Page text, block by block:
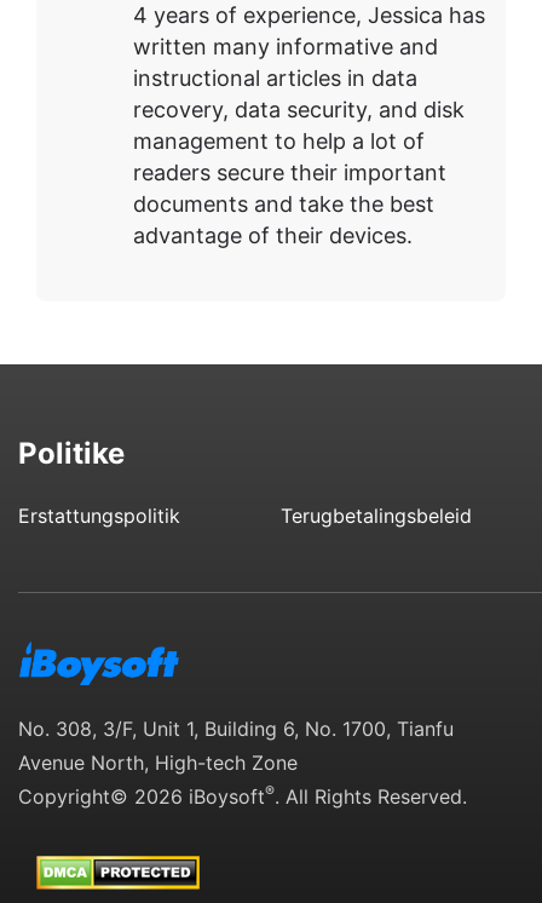
4 years of experience, Jessica has
written many informative and
instructional articles in data
recovery, data security, and disk
management to help a lot of
readers secure their important
documents and take the best
advantage of their devices.
Politike
Erstattungspolitik Terugbetalingsbeleid
No. 308, 3/F, Unit 1, Building 6, No. 1700, Tianfu
Avenue North, High-tech Zone
Copyright© 2026 iBoysoft®. All Rights Reserved.